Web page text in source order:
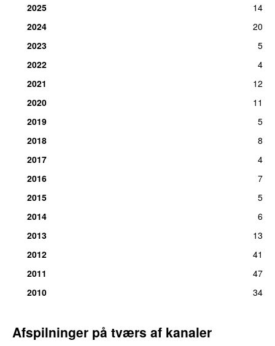
2025
14
2024
20
2023
5
2022
4
2021
12
2020
11
2019
5
2018
8
2017
4
2016
7
2015
5
2014
6
2013
13
2012
41
2011
47
2010
34
Afspilninger på tværs af kanaler